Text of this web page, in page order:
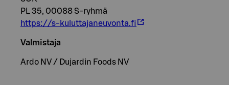
PL 35, 00088 S-ryhmä
https://s-kuluttajaneuvonta.fi
Valmistaja
Ardo NV / Dujardin Foods NV